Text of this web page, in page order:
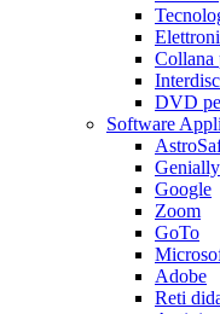
Collana
DVD
Software
Genially
Google
Zoom
GoTo
Adobe
Reti